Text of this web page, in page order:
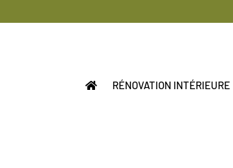
RÉNOVATION INTÉRIEURE